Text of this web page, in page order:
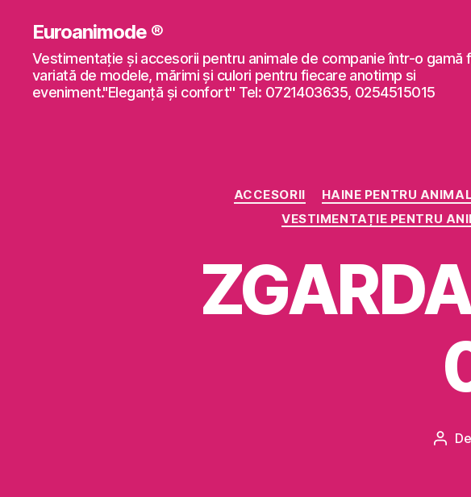
Euroanimode ®
Vestimentaţie şi accesorii pentru animale de companie într-o gamă
variată de modele, mărimi şi culori pentru fiecare anotimp si
eveniment."Eleganță și confort'' Tel: 0721403635, 0254515015
ACCESORII HAINE PENTRU
VESTIMENTAȚIE PENTRU
Autor
De